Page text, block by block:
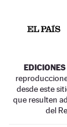
desde este
que resulten
del